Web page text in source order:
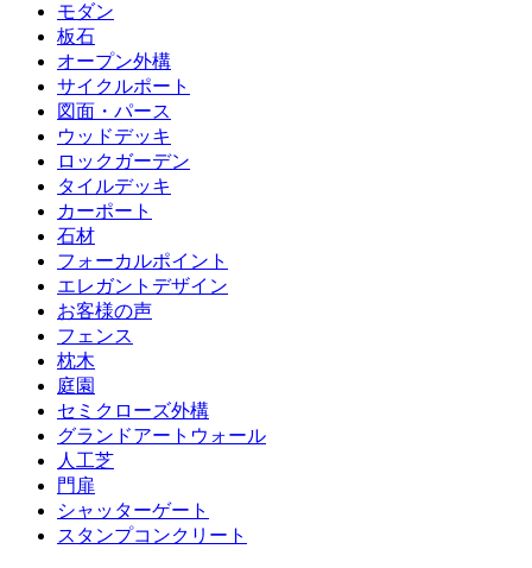
モダン
板石
オープン外構
サイクルポート
図面・パース
ウッドデッキ
ロックガーデン
タイルデッキ
カーポート
石材
フォーカルポイント
エレガントデザイン
お客様の声
フェンス
枕木
庭園
セミクローズ外構
グランドアートウォール
人工芝
門扉
シャッターゲート
スタンプコンクリート